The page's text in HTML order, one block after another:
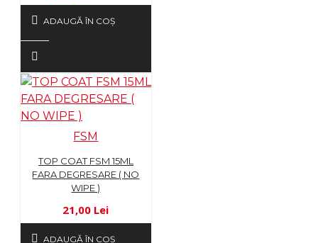
ADAUGĂ ÎN COŞ
FSM
TOP COAT FSM 15ML
FARA DEGRESARE ( NO
WIPE )
21,00 Lei
ADAUGĂ ÎN COŞ